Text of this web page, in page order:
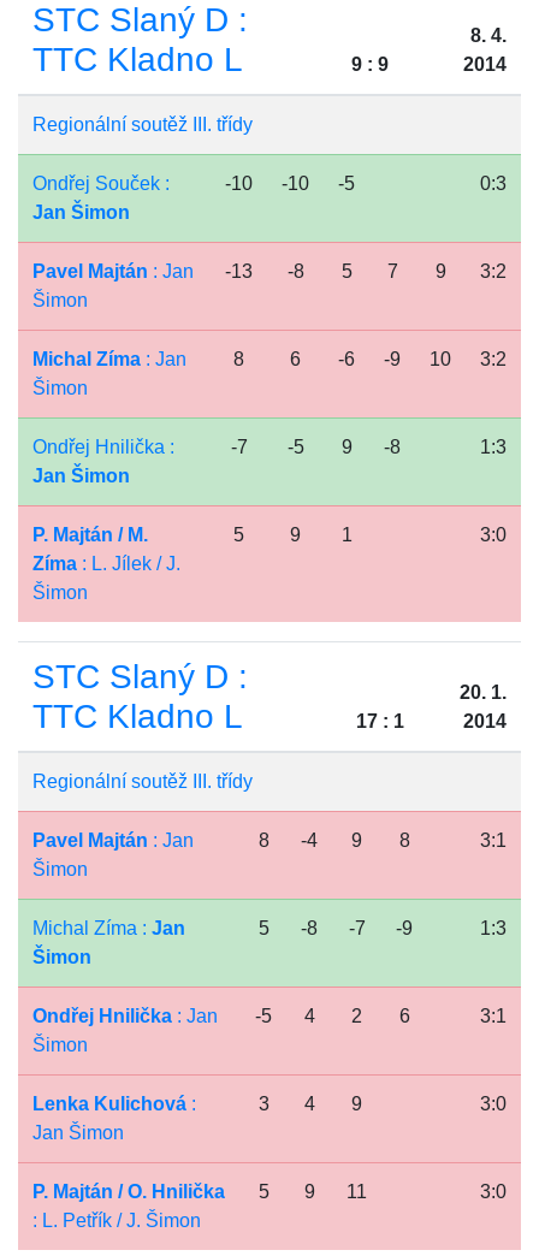
STC Slaný D :
TTC Kladno L
9 : 9
8. 4.
2014
Regionální soutěž III. třídy
Ondřej Souček :
Jan Šimon
-10 -10 -5 0:3
Pavel Majtán : Jan
Šimon
-13 -8 5 7 9 3:2
Michal Zíma : Jan
Šimon
8 6 -6 -9 10 3:2
Ondřej Hnilička :
Jan Šimon
-7 -5 9 -8 1:3
P. Majtán / M.
Zíma : L. Jílek / J.
Šimon
5 9 1 3:0
STC Slaný D :
TTC Kladno L
17 : 1
20. 1.
2014
Regionální soutěž III. třídy
Pavel Majtán : Jan
Šimon
8 -4 9 8 3:1
Michal Zíma : Jan
Šimon
5 -8 -7 -9 1:3
Ondřej Hnilička : Jan
Šimon
-5 4 2 6 3:1
Lenka Kulichová :
Jan Šimon
3 4 9 3:0
P. Majtán / O. Hnilička
: L. Petřík / J. Šimon
5 9 11 3:0